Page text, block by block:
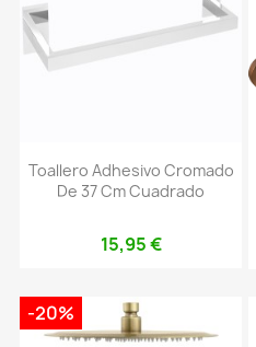
Toallero Adhesivo Cromado
De 37 Cm Cuadrado
15,95 €
-20%